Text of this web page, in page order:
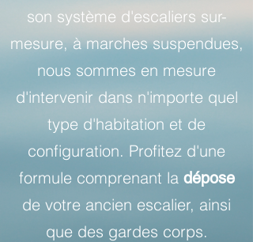
son système d'escaliers sur-
mesure, à marches suspendues,
nous sommes en mesure
d'intervenir dans n'importe quel
type d'habitation et de
configuration. Profitez d'une
formule comprenant la dépose
de votre ancien escalier, ainsi
que des gardes corps.